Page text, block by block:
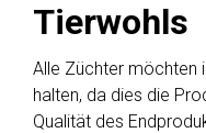
Tierwohls
Alle Züchter möchten
halten, da dies die
Qualität des